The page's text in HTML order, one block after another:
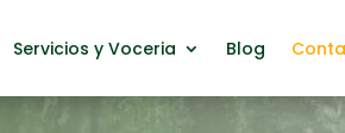
Servicios y Voceria Blog